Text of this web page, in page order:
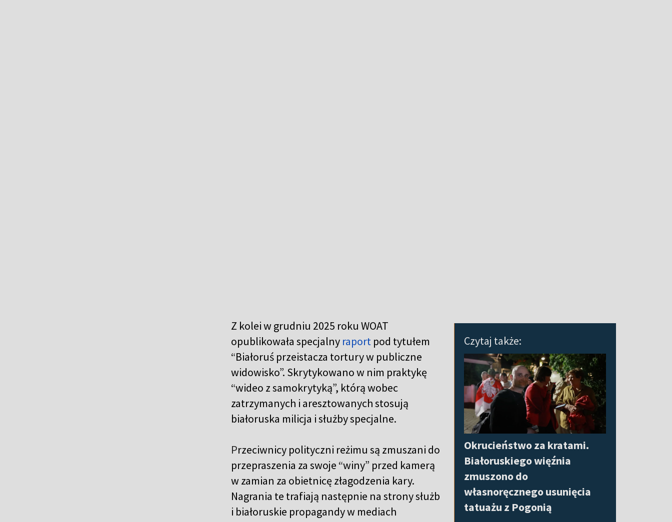
Czytaj także:
Okrucieństwo za kratami.
Białoruskiego więźnia
zmuszono do
własnoręcznego usunięcia
tatuażu z Pogonią
Z kolei w grudniu 2025 roku WOAT
opublikowała specjalny raport pod tytułem
“Białoruś przeistacza tortury w publiczne
widowisko”. Skrytykowano w nim praktykę
“wideo z samokrytyką”, którą wobec
zatrzymanych i aresztowanych stosują
białoruska milicja i służby specjalne.
Przeciwnicy polityczni reżimu są zmuszani do
przepraszenia za swoje “winy” przed kamerą
w zamian za obietnicę złagodzenia kary.
Nagrania te trafiają następnie na strony służb
i białoruskie propagandy w mediach